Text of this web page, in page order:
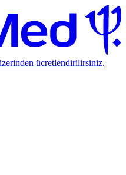
ücretlendirilirsiniz.